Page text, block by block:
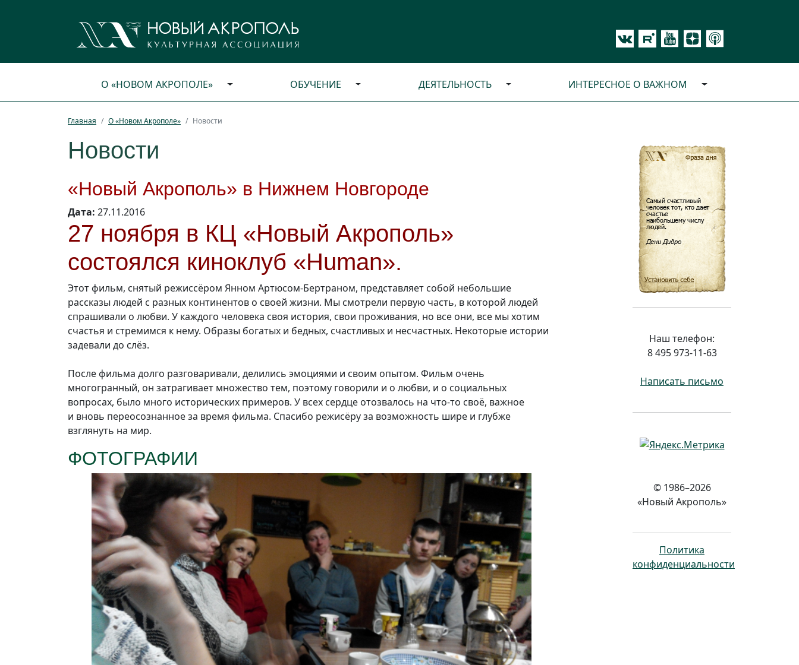
О «НОВОМ АКРОПОЛЕ» ОБУЧЕНИЕ ДЕЯТЕЛЬНОСТЬ ИНТЕРЕСНОЕ О ВАЖНОМ
Главная О «Новом Акрополе» Новости
Новости
«Новый Акрополь» в Нижнем Новгороде
Дата: 27.11.2016
27 ноября в КЦ «Новый Акрополь»
состоялся киноклуб «Human».
Этот фильм, снятый режиссёром Янном Артюсом-Бертраном, представляет собой небольшие
рассказы людей с разных континентов о своей жизни. Мы смотрели первую часть, в которой людей
спрашивали о любви. У каждого человека своя история, свои проживания, но все они, все мы хотим
счастья и стремимся к нему. Образы богатых и бедных, счастливых и несчастных. Некоторые истории
задевали до слёз.
После фильма долго разговаривали, делились эмоциями и своим опытом. Фильм очень
многогранный, он затрагивает множество тем, поэтому говорили и о любви, и о социальных
вопросах, было много исторических примеров. У всех сердце отозвалось на что-то своё, важное
и вновь переосознанное за время фильма. Спасибо режисёру за возможность шире и глубже
взглянуть на мир.
ФОТОГРАФИИ
Наш телефон:
8 495 973-11-63
Написать письмо
© 1986–2026
«Новый Акрополь»
Политика
конфиденциальности